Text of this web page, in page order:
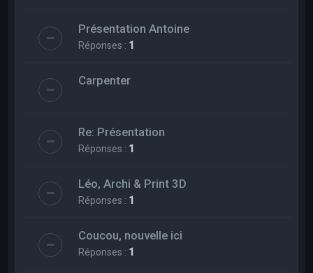
Présentation Antoine
Réponses : 1
Carpenter
Re: Présentation
Réponses : 1
Léo, Archi & Print 3D
Réponses : 1
Coucou, nouvelle ici
Réponses : 1